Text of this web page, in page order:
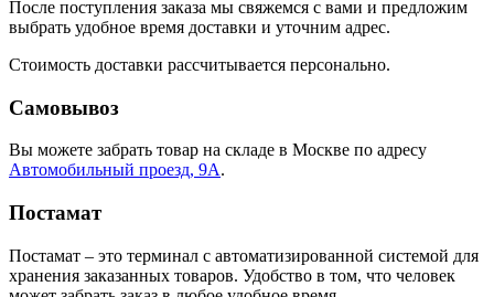
После поступления заказа мы свяжемся с вами и предложим
выбрать удобное время доставки и уточним адрес.
Стоимость доставки рассчитывается персонально.
Самовывоз
Вы можете забрать товар на складе в Москве по адресу
Автомобильный проезд, 9А.
Постамат
Постамат – это терминал с автоматизированной системой для
хранения заказанных товаров. Удобство в том, что человек